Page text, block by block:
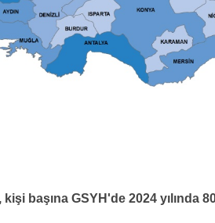
kişi başına GSYH'de 2024 yılında